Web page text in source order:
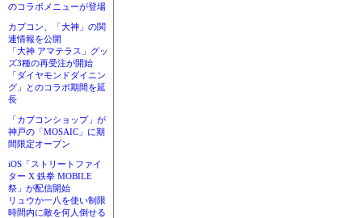
のコラボメニューが登場
カプコン、「大神」の関
連情報を公開
「大神 アマテラス」グッ
ズ3種の再受注が開始
「ダイヤモンドダイニン
グ」とのコラボ期間を延
長
「カプコンショップ」が
神戸の「MOSAIC」に期
間限定オープン
iOS「ストリートファイ
ター X 鉄拳 MOBILE
祭」が配信開始
リュウか一八を使い制限
時間内に敵を何人倒せる